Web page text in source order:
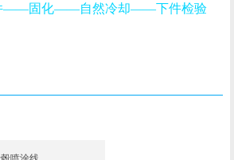
固化——自然冷却——下件检验